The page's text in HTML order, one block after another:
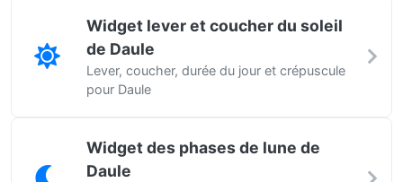
Widget lever et coucher du soleil
de Daule
Lever, coucher, durée du jour et crépuscule
pour Daule
Widget des phases de lune de
Daule